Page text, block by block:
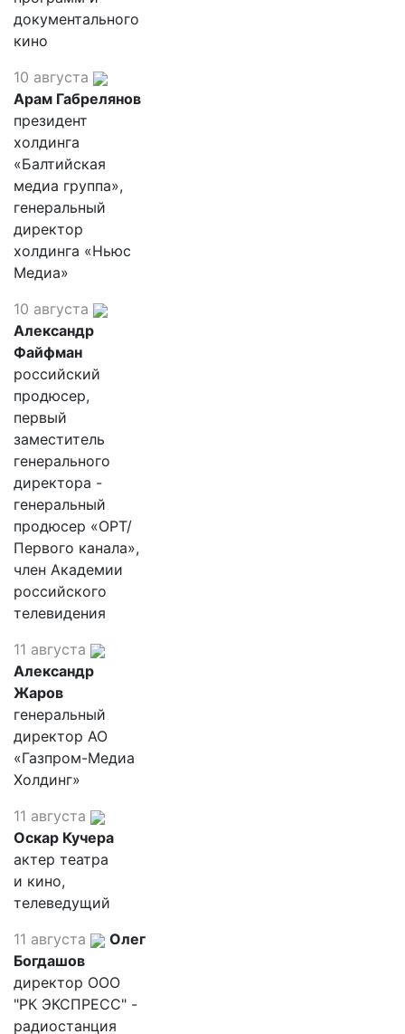
документального
кино
10 августа
Арам Габрелянов
президент
холдинга
«Балтийская
медиа группа»,
генеральный
директор
холдинга «Ньюс
Медиа»
10 августа
Александр
Файфман
российский
продюсер,
первый
заместитель
генерального
директора -
генеральный
продюсер «ОРТ/
Первого канала»,
член Академии
российского
телевидения
11 августа
Александр
Жаров
генеральный
директор АО
«Газпром-Медиа
Холдинг»
11 августа
Оскар Кучера
актер театра
и кино,
телеведущий
11 августа
Олег
Богдашов
директор ООО
"РК ЭКСПРЕСС" -
радиостанция